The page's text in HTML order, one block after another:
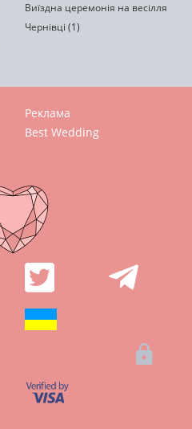
Виїздна церемонія на весілля
Чернівці (1)
Реклама
Best Wedding